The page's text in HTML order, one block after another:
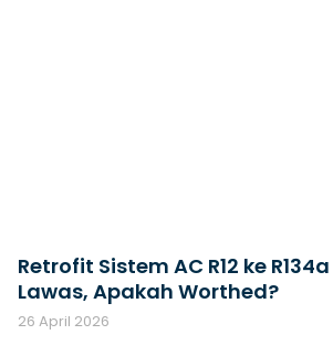
Retrofit Sistem AC R12 ke
Lawas, Apakah Worthed?
26 April 2026